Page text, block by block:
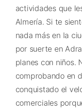
actividades que
Almería. Si te
nada más en la
por suerte en
planes con niños.
comprobando en
conquistado el
comerciales